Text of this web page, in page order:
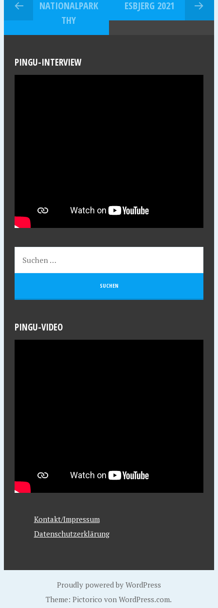
NATIONALPARK
THY
ESBJERG 2021
PINGU-INTERVIEW
PINGU-VIDEO
Kontakt/Impressum
Datenschutzerklärung
Proudly powered by WordPress
Theme: Pictorico vonWordPress.com.